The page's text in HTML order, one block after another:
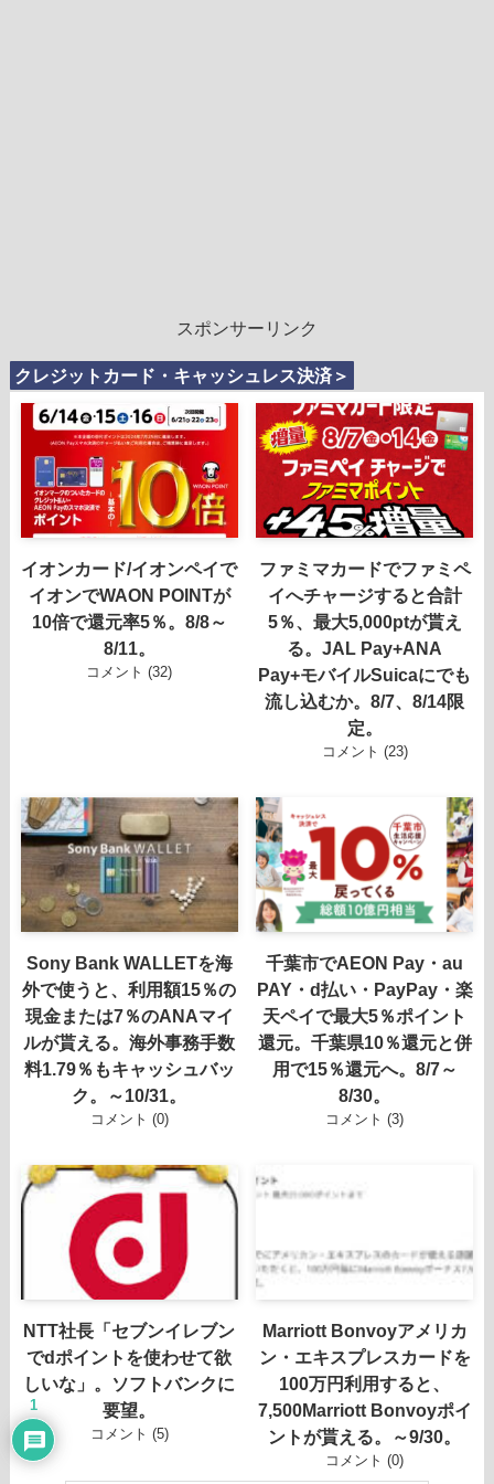
スポンサーリンク
クレジットカード・キャッシュレス決済＞
イオンカード/イオンペイで
イオンでWAON POINTが
10倍で還元率5％。8/8～
8/11。
コメント (32)
ファミマカードでファミペ
イへチャージすると合計
5％、最大5,000ptが貰え
る。JAL Pay+ANA
Pay+モバイルSuicaにでも
流し込むか。8/7、8/14限
定。
コメント (23)
Sony Bank WALLETを海
外で使うと、利用額15％の
現金または7％のANAマイ
ルが貰える。海外事務手数
料1.79％もキャッシュバッ
ク。～10/31。
コメント (0)
千葉市でAEON Pay・au
PAY・d払い・PayPay・楽
天ペイで最大5％ポイント
還元。千葉県10％還元と併
用で15％還元へ。8/7～
8/30。
コメント (3)
NTT社長「セブンイレブン
でdポイントを使わせて欲
しいな」。ソフトバンクに
要望。
コメント (5)
Marriott Bonvoyアメリカ
ン・エキスプレスカードを
100万円利用すると、
7,500Marriott Bonvoyポイ
ントが貰える。～9/30。
コメント (0)
1